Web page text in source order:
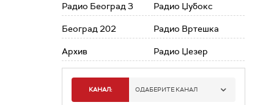
Радио Београд 3
Београд 202
Архив
Радио Џубокс
Радио Вртешка
Радио Џезер
КАНАЛ: ОДАБЕРИТЕ КАНАЛ